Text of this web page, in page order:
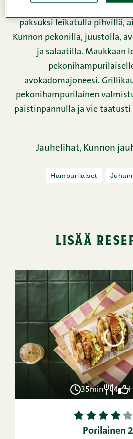
paksuksi leikatulla pihvillä,
Kunnon pekonilla, juustolla,
ja salaatilla. Maukkaan
avokadomajoneesi.
pekonihampurilainen
paistinpannulla ja vie taatusti
Jauhelihat, Kunnon
Hampurilaiset
lisää
35min 4
1 2 3 4 5
Porilainen